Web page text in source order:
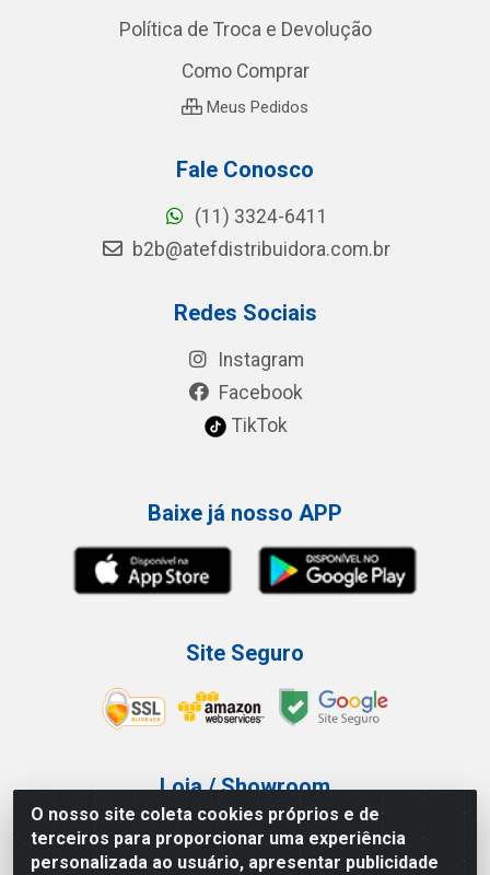
O nosso site coleta cookies próprios e de
terceiros para proporcionar uma experiência
personalizada ao usuário, apresentar publicidade
Política de Troca e Devolução
Como Comprar
Meus Pedidos
Fale Conosco
(11) 3324-6411
b2b@atefdistribuidora.com.br
Redes Sociais
Instagram
Facebook
TikTok
Baixe já nosso APP
Site Seguro
Loja / Showroom
Tel.: (11) 3227-0546
Av Vautier, 587/597 - Pari - São Paulo/SP